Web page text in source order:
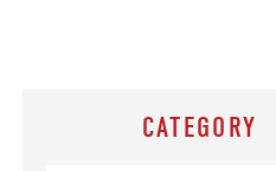
モデルハウス
CATEGORY